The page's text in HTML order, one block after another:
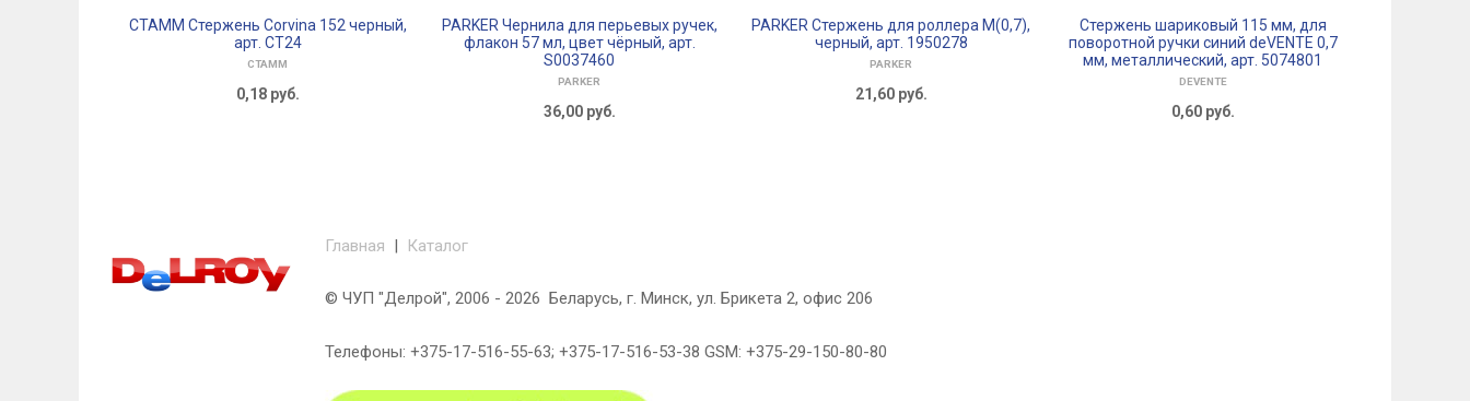
СТАММ Стержень Corvina 152 черный,
арт. СТ24
СТАММ
0,18 руб.
PARKER Чернила для перьевых ручек,
флакон 57 мл, цвет чёрный, арт.
S0037460
PARKER
36,00 руб.
PARKER Стержень для роллера M(0,7),
черный, арт. 1950278
PARKER
21,60 руб.
Стержень шариковый 115 мм, для
поворотной ручки синий deVENTE 0,7
мм, металлический, арт. 5074801
DEVENTE
0,60 руб.
Главная | Каталог
© ЧУП "Делрой", 2006 - 2026 Беларусь, г. Минск, ул. Брикета 2, офис 206
Телефоны: +375-17-516-55-63; +375-17-516-53-38 GSM: +375-29-150-80-80